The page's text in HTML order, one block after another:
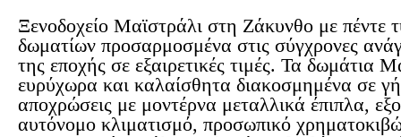
Ξενοδοχείο Μαϊστράλι στη Ζάκυνθο με πέντε
δωματίων προσαρμοσμένα στις σύγχρονες
της εποχής σε εξαιρετικές τιμές. Τα δωμάτια
ευρύχωρα και καλαίσθητα διακοσμημένα σε
αποχρώσεις με μοντέρνα μεταλλικά έπιπλα,
αυτόνομο κλιματισμό, προσωπικό